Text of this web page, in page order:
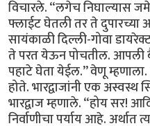
विचारले. “लगेच निघाल्यास
फ्लाईट घेतली तर ते दुपारच्या
सायंकाळी दिल्ली-गोवा
ते परत येऊन पोचतील. आपली
पहाटे घेता येईल.” वेणू
होते. भारद्वाजांनी एक अस्वस्थ
भारद्वाज म्हणाले. “होय सर!
निर्वाणीचा पर्याय आहे.